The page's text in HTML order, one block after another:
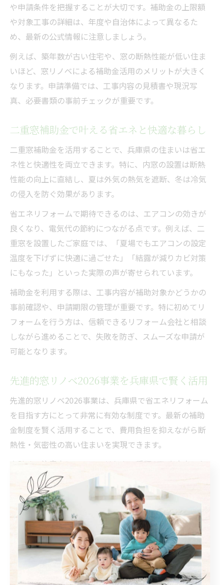
や申請条件を把握することが大切です。補助金の上限額
や対象工事の詳細は、年度や自治体によって異なるた
め、最新の公式情報に注意しましょう。
例えば、築年数が古い住宅や、窓の断熱性能が低い住ま
いほど、窓リノベによる補助金活用のメリットが大きく
なります。申請準備では、工事内容の見積書や現況写
真、必要書類の事前チェックが重要です。
二重窓補助金で叶える省エネと快適な暮らし
二重窓補助金を活用することで、兵庫県の住まいは省エ
ネ性と快適性を両立できます。特に、内窓の設置は断熱
性能の向上に直結し、夏は外気の熱気を遮断、冬は冷気
の侵入を防ぐ効果があります。
省エネリフォームで期待できるのは、エアコンの効きが
良くなり、電気代の節約につながる点です。例えば、二
重窓を設置したご家庭では、「夏場でもエアコンの設定
温度を下げずに快適に過ごせた」「結露が減りカビ対策
にもなった」といった実際の声が寄せられています。
補助金を利用する際は、工事内容が補助対象かどうかの
事前確認や、申請期限の管理が重要です。特に初めてリ
フォームを行う方は、信頼できるリフォーム会社と相談
しながら進めることで、失敗を防ぎ、スムーズな申請が
可能となります。
先進的窓リノベ2026事業を兵庫県で賢く活用
先進的窓リノベ2026事業は、兵庫県で省エネリフォーム
を目指す方にとって非常に有効な制度です。最新の補助
金制度を賢く活用することで、費用負担を抑えながら断
熱性・気密性の高い住まいを実現できます。
申請時の注意点としては、対象窓の種類や工事内容、必
要書類の提出など、細かな条件を事前に確認することが
挙げられます。たとえば、内窓設置や窓交換など、補助
対象となる工事かどうかをリフォーム業者としっかり相
談しましょう。
また、補助金の申請は先着順や予算上限がある場合も多
いため、準備やスケジュール管理が成功の鍵となりま
す。経験豊富な業者に相談することで、申請手続きのサ